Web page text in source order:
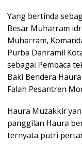
Yang bertinda
Besar Muharram
Muharram,
Purba Danramil
sebagai Pembaca
Baki Bendera
Falah Pesantren
Haura Muzakkir
panggilan Haura
ternyata putri